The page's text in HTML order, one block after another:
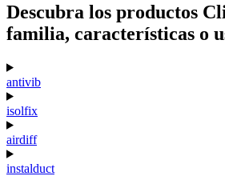
ES
Descubra los productos
familia, características o
antivib
isolfix
airdiff
instalduct